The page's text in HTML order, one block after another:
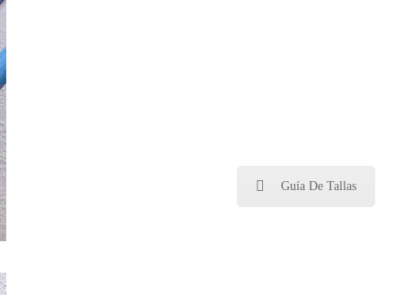
Guía De Tallas